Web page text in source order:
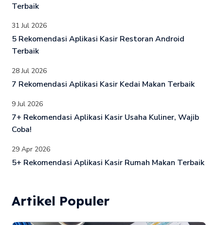
Terbaik
31 Jul 2026
5 Rekomendasi Aplikasi Kasir Restoran Android
Terbaik
28 Jul 2026
7 Rekomendasi Aplikasi Kasir Kedai Makan Terbaik
9 Jul 2026
7+ Rekomendasi Aplikasi Kasir Usaha Kuliner, Wajib
Coba!
29 Apr 2026
5+ Rekomendasi Aplikasi Kasir Rumah Makan Terbaik
Artikel Populer